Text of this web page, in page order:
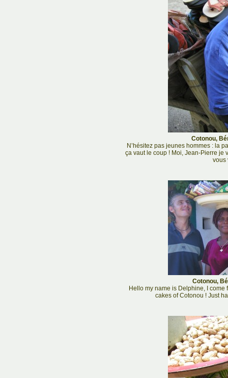
Cotonou,
N’hésitez pas jeunes hommes : la
ça vaut le coup ! Moi, Jean-Pierre je
vous
Cotonou,
Hello my name is Delphine, I
cakes of Cotonou ! Just